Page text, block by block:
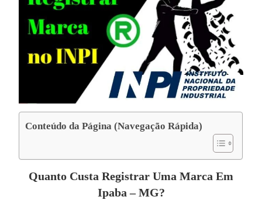
Conteúdo da Página (Navegação Rápida)
Quanto Custa Registrar Uma Marca Em
Ipaba – MG?